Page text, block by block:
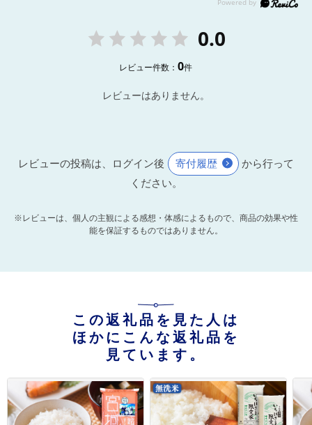
0.0
レビュー件数：0件
レビューはありません。
レビューの投稿は、ログイン後 寄付履歴
から行って
ください。
※レビューは、個人の主観による感想・体感によるもので、商品の効果や性
能を保証するものではありません。
この返礼品を見た人は
ほかにこんな返礼品を
見ています。